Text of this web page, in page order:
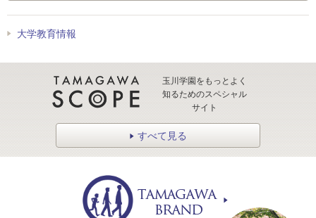
大学教育情報
玉川学園をもっとよく
知るためのスペシャル
サイト
すべて見る